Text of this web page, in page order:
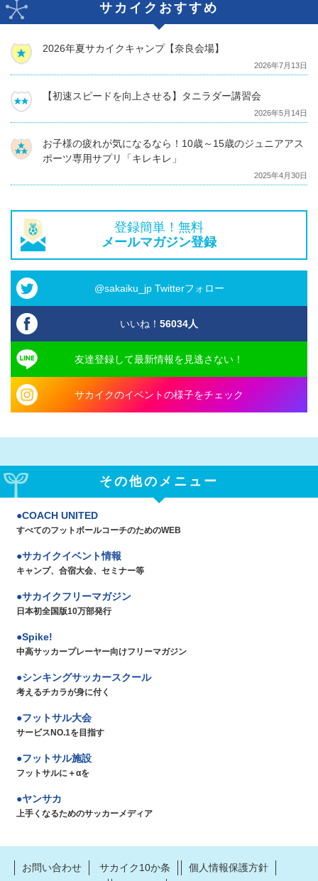
サカイクおすすめ
2026年夏サカイクキャンプ【奈良会場】
2026年7月13日
【初速スピードを向上させる】タニラダー講習会
2026年5月14日
お子様の疲れが気になるなら！10歳～15歳のジュニアアス
ポーツ専用サプリ「キレキレ」
2025年4月30日
登録簡単！無料
メールマガジン登録
@sakaiku_jp Twitterフォロー
いいね！ 56034人
友達登録して最新情報を見逃さない！
サカイクのイベントの様子をチェック
その他のメニュー
COACH UNITED
すべてのフットボールコーチのためのWEB
サカイクイベント情報
キャンプ、合宿大会、セミナー等
サカイクフリーマガジン
日本初全国版10万部発行
Spike!
中高サッカープレーヤー向けフリーマガジン
シンキングサッカースクール
考えるチカラが身に付く
フットサル大会
サービスNO.1を目指す
フットサル施設
フットサルに＋αを
ヤンサカ
上手くなるためのサッカーメディア
お問い合わせ サカイク10か条
個人情報保護方針